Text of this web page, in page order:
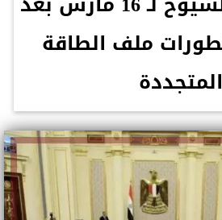
ملف الطاقة
المتجددة